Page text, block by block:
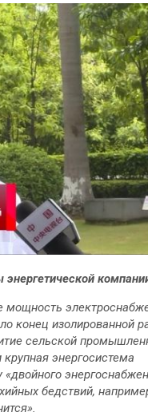
мощность
конец изолированной
сельской
энергосистема
бедствий,